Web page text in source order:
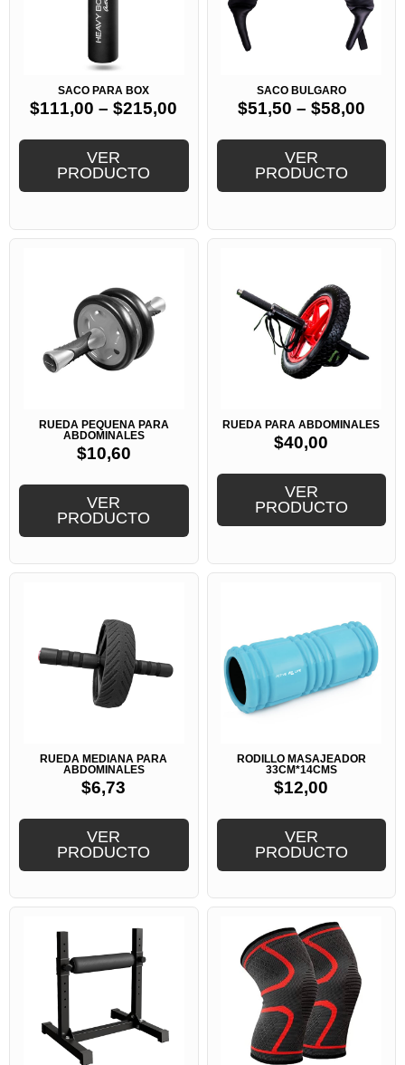
SACO PARA BOX
$111,00 – $215,00
VER
PRODUCTO
SACO BULGARO
$51,50 – $58,00
VER
PRODUCTO
RUEDA PEQUEÑA PARA
ABDOMINALES
$10,60
VER
PRODUCTO
RUEDA PARA ABDOMINALES
$40,00
VER
PRODUCTO
RUEDA MEDIANA PARA
ABDOMINALES
$6,73
VER
PRODUCTO
RODILLO MASAJEADOR
33CM*14CMS
$12,00
VER
PRODUCTO